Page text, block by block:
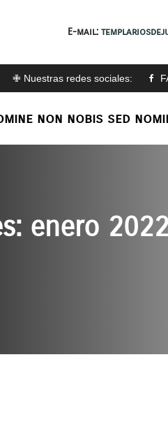
E-mail:
✙ Nuestras redes sociales:
non nobis sed
enero 2022